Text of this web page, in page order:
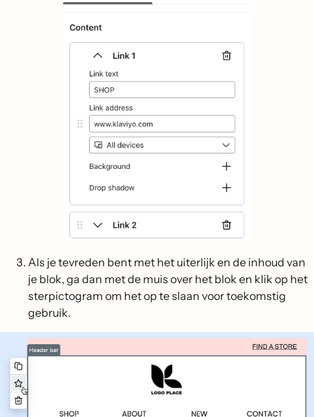
Als je tevreden bent met het uiterlijk en de inhoud van
je blok, ga dan met de muis over het blok en klik op het
sterpictogram om het op te slaan voor toekomstig
gebruik.